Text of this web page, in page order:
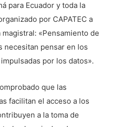
para Ecuador y toda la
por CAPATEC a
«Pensamiento de
necesitan pensar en los
por los datos».
que las
facilitan el acceso a los
a la toma de